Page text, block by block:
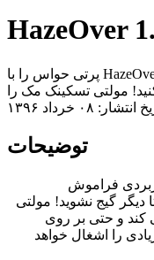
HazeOver
پرتی حواس را با HazeOver کوچک اما کاربردی فراموش
۰۸ خرداد ۱۳۹۶
توضیحات
فراموش
دیگر گیج نشوید! مولتی
و حتی بر روی
را اشغال خواهد